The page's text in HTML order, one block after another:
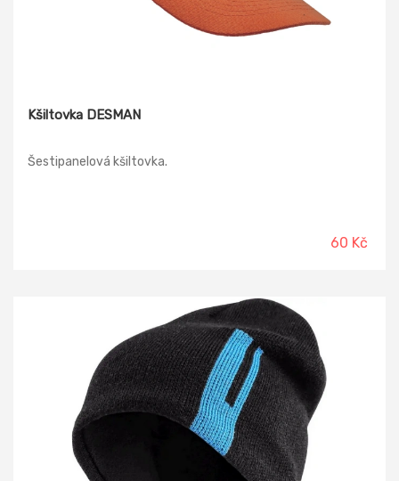
Kšiltovka DESMAN
Šestipanelová kšiltovka.
60 Kč